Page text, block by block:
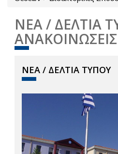
ΝΕΑ / ΔΕΛΤΙΑ
ΑΝΑΚΟΙΝΩΣΕΙΣ
ΝΕΑ / ΔΕΛΤΙΑ ΤΥΠΟΥ